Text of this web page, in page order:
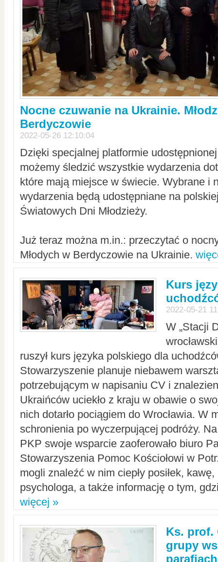
Nocne czuwanie na Ukrainie.
Berdyczowie
2022-05-26 12:10:04
Dzięki specjalnej platformie
możemy śledzić wszystkie wydarzenia
które mają miejsce w świecie. Wybrane i
wydarzenia będą udostępniane na
Światowych Dni Młodzieży.
Już teraz można m.in.: przeczytać o
Młodych w Berdyczowie na Ukrainie.
Kurs
2022-05-21
W „Stacji
ruszył kurs języka polskiego dla
Stowarzyszenie planuje niebawem
potrzebującym w napisaniu CV i
Ukraińców uciekło z kraju w obawie o
nich dotarło pociągiem do Wrocławia. W
schronienia po wyczerpującej podróży.
PKP swoje wsparcie zaoferowało biuro
Stowarzyszenia Pomoc Kościołowi w
mogli znaleźć w nim ciepły posiłek,
psychologa, a także informację o tym,
więcej »
Ks. prof.
grupy
parafiach